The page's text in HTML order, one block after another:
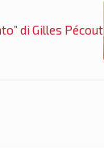
di Gilles Pécout